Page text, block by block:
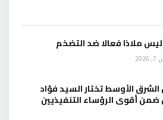
ملاذا فعالا ضد التضخم
الأوسط تختار السيد فؤاد
أقوى الرؤساء التنفيذيين